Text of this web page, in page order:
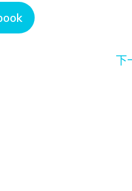
下